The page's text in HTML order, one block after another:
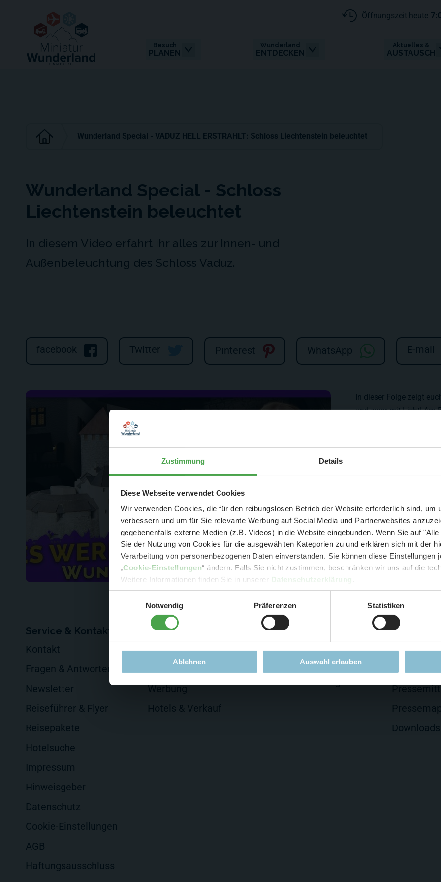
Zustimmung Details
Diese Webseite verwendet Cookies
Wir verwenden Cookies, die für den reibungslosen Betrieb der Website erforderlich sind, um
verbessern und um für Sie relevante Werbung auf Social Media und Partnerwebsites
gegebenenfalls externe Medien (z.B. Videos) in die Website eingebunden. Wenn Sie auf
Sie der Nutzung von Cookies für die ausgewählten Kategorien zu und erklären sich mit der
Verarbeitung von personenbezogenen Daten einverstanden. Sie können diese Einstellungen
„Cookie-Einstellungen“ ändern. Falls Sie nicht zustimmen, beschränken wir uns auf die
Weitere Informationen finden Sie in unserer Datenschutzerklärung
Notwendig
Präferenzen Statistiken
Ablehnen Auswahl erlauben
Besuch
PLANEN
Wunderland
ENTDECKEN
Aktuelles &
AUSTAUSCH
Öffnungszeit heute
Wunderland Special - VADUZ HELL ERSTRAHLT: Schloss Liechtenstein beleuchtet
Wunderland Special - Schloss
Liechtenstein beleuchtet
In diesem Video erfahrt ihr alles zur Innen- und
Außenbeleuchtung des Schloss Vaduz.
facebook Twitter Pinterest WhatsApp E-mail
In dieser Folge zeigt
und zwar mit Licht! Am
wie wichtig die richtige
abgeschlossen, und
richtig wirkt, braucht es
Ob kleine, gemütlich
oder die zufällige
drin. Genau das
allem bei Nacht.
zum YouTube-
Service & Kontakt
Kontakt
Fragen & Antworten
Newsletter
Reiseführer & Flyer
Reisepakete
Hotelsuche
Impressum
Hinweisgeber
Datenschutz
Cookie-Einstellungen
AGB
Haftungsausschluss
Für Firmen
Events veranstalten
Werbung
Hotels & Verkauf
Jobs
Arbeiten im Miniatur
Wunderland
Aktuelle Jobangebote
Presse
Downloads
Aktuelle Mitteilung
Der Spar-Hammer: 25 % Ersparnis bei Große Pötte & kleine
und September - ohne Wartezeit
- Abendliche Hafenrundfahrt/Lichterfahrt 🛥️
- anschließender Wunderland-BesuchOHNEWartezeit 🚂
- Audiopräsentation: "Die Geschichte des Wunderlandes"
- Currywurst und Pommes mit Getränk zum Sonderpreis von 9,00 €
-Sonderpreis nur 34,90 € (statt ca. 47,- € einzeln -